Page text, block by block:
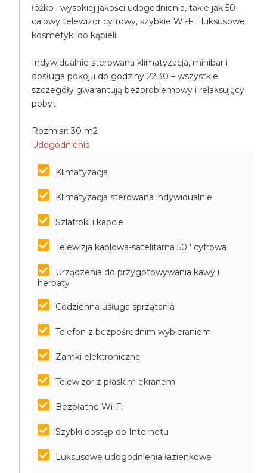
łóżko i wysokiej jakości udogodnienia, takie jak 50-
calowy telewizor cyfrowy, szybkie Wi-Fi i luksusowe
kosmetyki do kąpieli.
Indywidualnie sterowana klimatyzacja, minibar i
obsługa pokoju do godziny 22:30 – wszystkie
szczegóły gwarantują bezproblemowy i relaksujący
pobyt.
Rozmiar: 30 m2
Udogodnienia
Klimatyzacja
Klimatyzacja sterowana indywidualnie
Szlafroki i kapcie
Telewizja kablowa-satelitarna 50'' cyfrowa
Urządzenia do przygotowywania kawy i
herbaty
Codzienna usługa sprzątania
Telefon z bezpośrednim wybieraniem
Zamki elektroniczne
Telewizor z płaskim ekranem
Bezpłatne Wi-Fi
Szybki dostęp do Internetu
Luksusowe udogodnienia łazienkowe